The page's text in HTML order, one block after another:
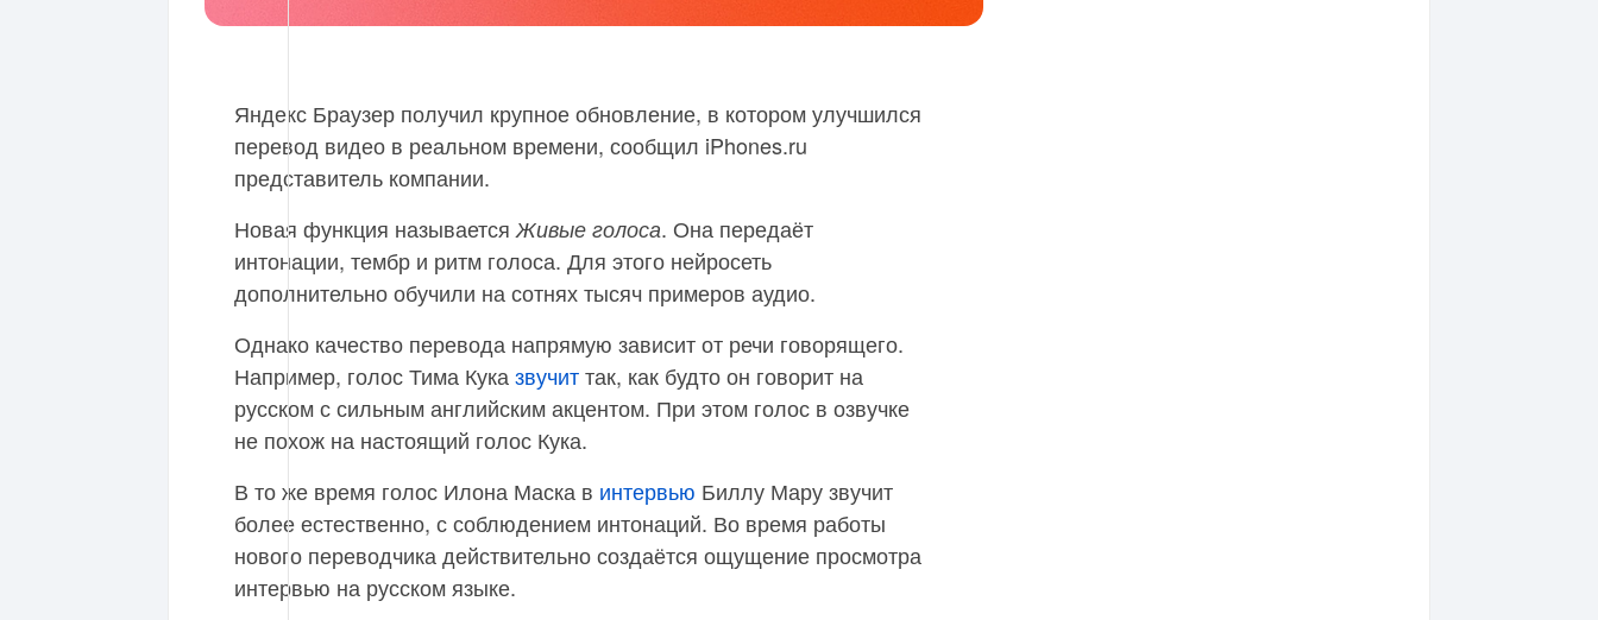
Яндекс Браузер получил крупное обновление, в котором улучшился
перевод видео в реальном времени, сообщил iPhones.ru
представитель компании.
Новая функция называется Живые голоса. Она передаёт
интонации, тембр и ритм голоса. Для этого нейросеть
дополнительно обучили на сотнях тысяч примеров аудио.
Однако качество перевода напрямую зависит от речи говорящего.
Например, голос Тима Кука звучиттак, как будто он говорит на
русском с сильным английским акцентом. При этом голос в озвучке
не похож на настоящий голос Кука.
В то же время голос Илона Маска в интервью Биллу Мару звучит
более естественно, с соблюдением интонаций. Во время работы
нового переводчика действительно создаётся ощущение просмотра
интервью на русском языке.